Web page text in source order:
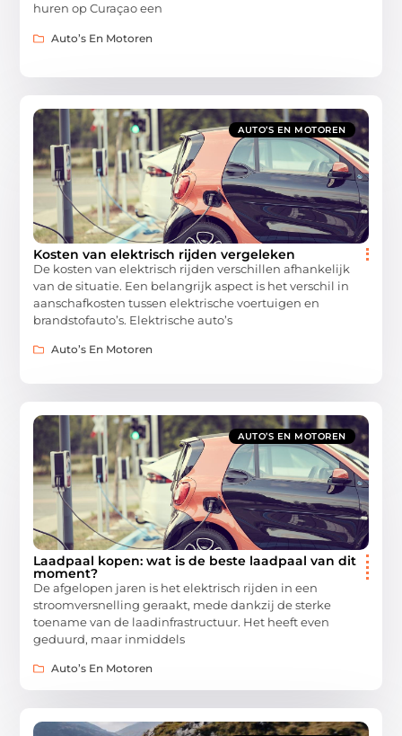
huren op Curaçao een
Auto’s En Motoren
AUTO’S EN MOTOREN
Kosten van elektrisch rijden vergeleken
De kosten van elektrisch rijden verschillen afhankelijk
van de situatie. Een belangrijk aspect is het verschil in
aanschafkosten tussen elektrische voertuigen en
brandstofauto’s. Elektrische auto’s
Auto’s En Motoren
AUTO’S EN MOTOREN
Laadpaal kopen: wat is de beste laadpaal van dit
moment?
De afgelopen jaren is het elektrisch rijden in een
stroomversnelling geraakt, mede dankzij de sterke
toename van de laadinfrastructuur. Het heeft even
geduurd, maar inmiddels
Auto’s En Motoren